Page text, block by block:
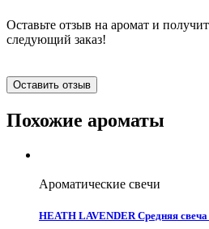
Оставьте отзыв на аромат и
следующий заказ!
Оставить отзыв
Похожие ароматы
Ароматические свечи
HEATH LAVENDER Средняя свеча